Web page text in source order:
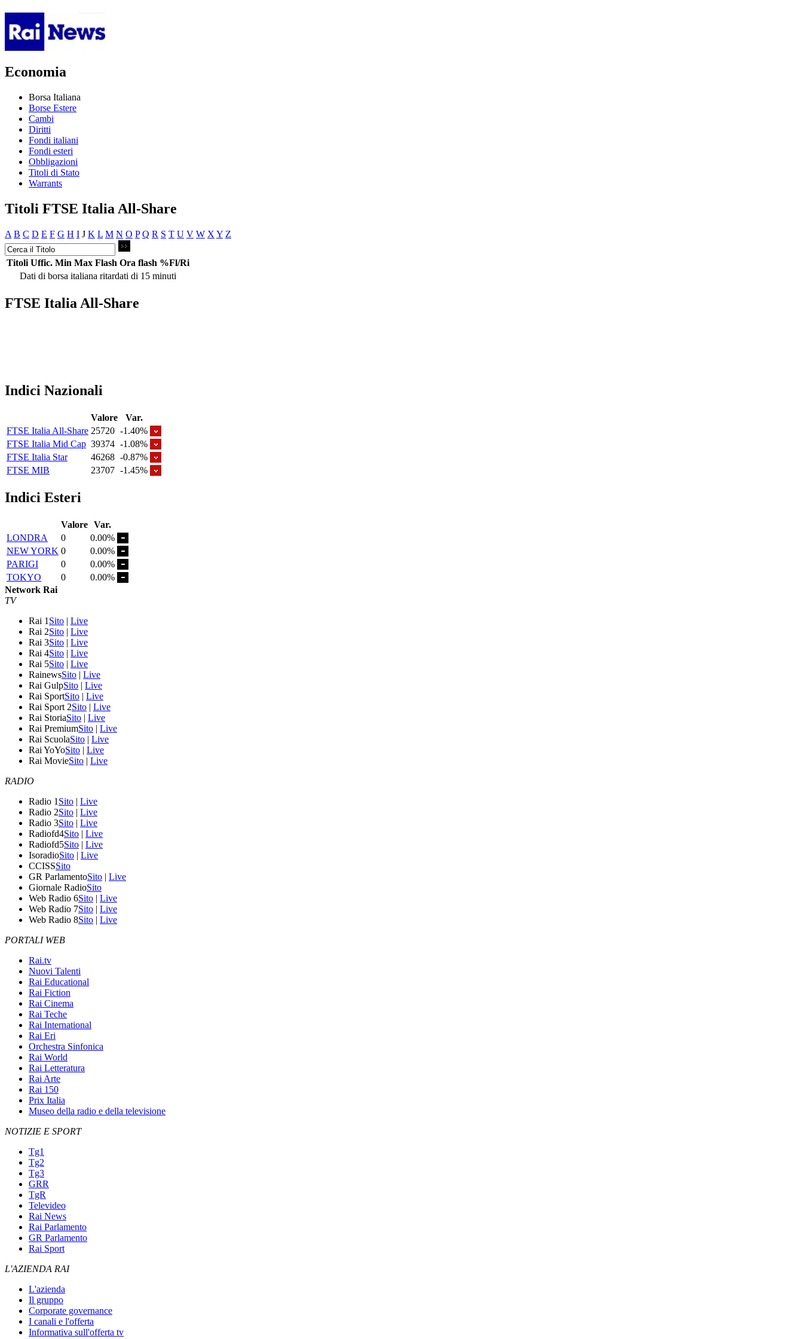
Economia
Borsa Italiana
Borse Estere
Cambi
Diritti
Fondi italiani
Fondi esteri
Obbligazioni
Titoli di Stato
Warrants
Titoli FTSE Italia All-Share
A B C D E F G H I J K L M N O P Q R S T U V W X Y Z
Titoli Uffic. Min Max Flash Ora flash %Fl/Ri
Dati di borsa italiana ritardati di 15 minuti
FTSE Italia All-Share
Indici Nazionali
Valore
Var.
FTSE Italia All-Share 25720 -1.40%
FTSE Italia Mid Cap 39374 -1.08%
FTSE Italia Star
46268 -0.87%
FTSE MIB
23707 -1.45%
Indici Esteri
Valore Var.
LONDRA
0
0.00%
NEW YORK 0
0.00%
PARIGI
0
0.00%
TOKYO
0
0.00%
Network Rai
TV
Rai 1 Sito | Live
Rai 2Sito | Live
Rai 3Sito | Live
Rai 4Sito | Live
Rai 5Sito | Live
RainewsSito | Live
Rai GulpSito | Live
Rai SportSito | Live
Rai Sport 2Sito | Live
Rai StoriaSito | Live
Rai PremiumSito | Live
Rai ScuolaSito | Live
Rai YoYoSito | Live
Rai MovieSito | Live
RADIO
Radio 1 Sito | Live
Radio 2Sito | Live
Radio 3Sito | Live
Radiofd4Sito | Live
Radiofd5Sito | Live
IsoradioSito | Live
CCISSSito
GR ParlamentoSito | Live
Giornale RadioSito
Web Radio 6Sito | Live
Web Radio 7Sito | Live
Web Radio 8Sito | Live
PORTALI WEB
Rai.tv
Nuovi Talenti
Rai Educational
Rai Fiction
Rai Cinema
Rai Teche
Rai International
Rai Eri
Orchestra Sinfonica
Rai World
Rai Letteratura
Rai Arte
Rai 150
Prix Italia
Museo della radio e della televisione
NOTIZIE E SPORT
Tg1
Tg2
Tg3
GRR
TgR
Televideo
Rai News
Rai Parlamento
GR Parlamento
Rai Sport
L'AZIENDA RAI
L'azienda
Il gruppo
Corporate governance
I canali e l'offerta
Informativa sull'offerta tv